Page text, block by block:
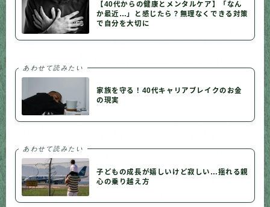
【40代からの健康とメンタルケア】「なん
か最近…」と感じたら？無理なくできる対策
で自分を大切に
あわせて読みたい
家族を守る！40代キャリアブレイクのお金
の現実
あわせて読みたい
子どもの成長が嬉しいけど寂しい…揺れる親
心の乗り越え方